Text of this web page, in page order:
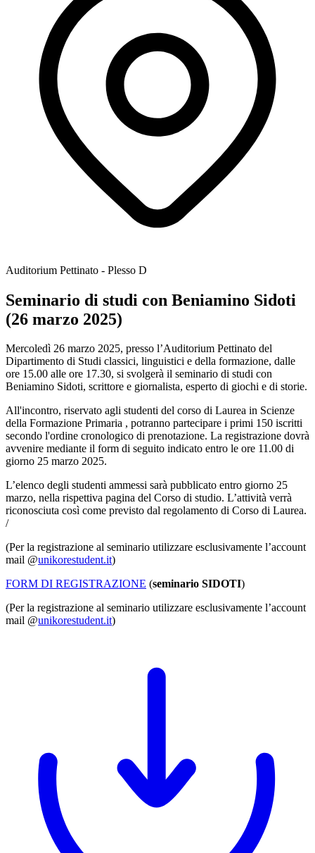
Auditorium Pettinato - Plesso D
Seminario di studi con Beniamino Sidoti
(26 marzo 2025)
Mercoledì 26 marzo 2025, presso l’Auditorium Pettinato del
Dipartimento di Studi classici, linguistici e della formazione, dalle
ore 15.00 alle ore 17.30, si svolgerà il seminario di studi con
Beniamino Sidoti, scrittore e giornalista, esperto di giochi e di storie.
All'incontro, riservato agli studenti del corso di Laurea in Scienze
della Formazione Primaria , potranno partecipare i primi 150 iscritti
secondo l'ordine cronologico di prenotazione. La registrazione dovrà
avvenire mediante il form di seguito indicato entro le ore 11.00 di
giorno 25 marzo 2025.
L’elenco degli studenti ammessi sarà pubblicato entro giorno 25
marzo, nella rispettiva pagina del Corso di studio. L’attività verrà
riconosciuta così come previsto dal regolamento di Corso di Laurea.
/
(Per la registrazione al seminario utilizzare esclusivamente l’account
mail @unikorestudent.it)
FORM DI REGISTRAZIONE (seminario SIDOTI)
(Per la registrazione al seminario utilizzare esclusivamente l’account
mail @unikorestudent.it)